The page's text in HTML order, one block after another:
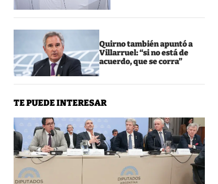
Quirno también apuntó a
Villarruel: “si no está de
acuerdo, que se corra”
TE PUEDE INTERESAR